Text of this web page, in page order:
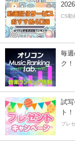
CS動
毎
ク！
試
ト！
プレ